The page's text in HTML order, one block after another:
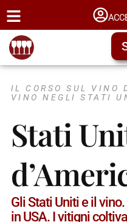
IL CORSO SUL VINO
VINO NEGLI STATI
Stati
Gli Stati Uniti e il
in USA. I vitigni